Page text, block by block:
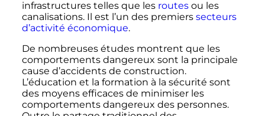
infrastructures telles que les routesou les
canalisations. Il est l’un des premiers secteurs
d’activité économique.
De nombreuses études montrent que les
comportements dangereux sont la principale
cause d’accidents de construction.
L’éducation et la formation à la sécurité sont
des moyens efficaces de minimiser les
comportements dangereux des personnes.